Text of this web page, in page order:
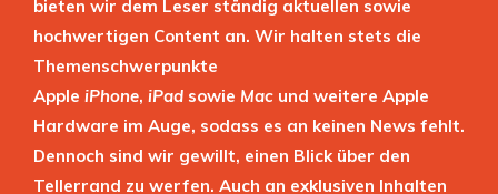
bieten wir dem Leser ständig aktuellen sowie
hochwertigen Content an. Wir halten stets die
Themenschwerpunkte
Apple iPhone, iPad sowie Mac und weitere Apple
Hardware im Auge, sodass es an keinen News fehlt.
Dennoch sind wir gewillt, einen Blick über den
Tellerrand zu werfen. Auch an exklusiven Inhalten